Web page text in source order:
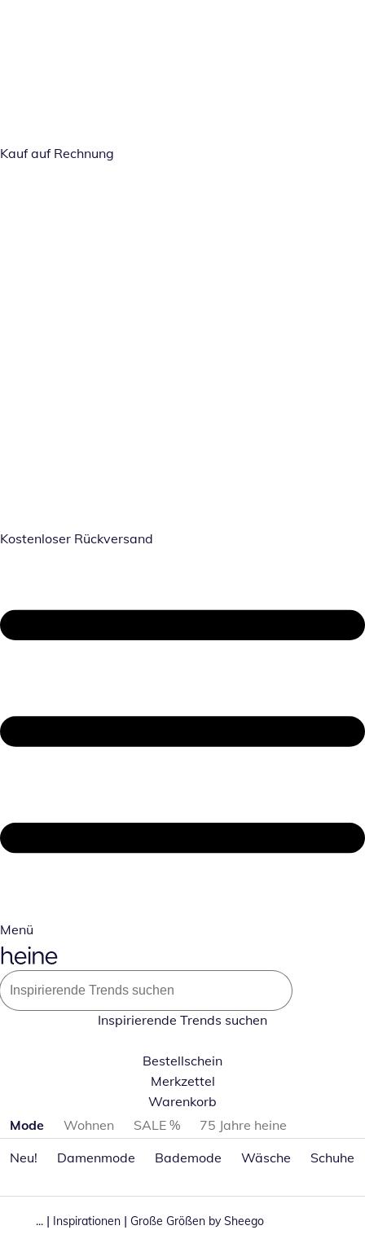
Kauf auf Rechnung
Kostenloser Rückversand
Menü
Inspirierende Trends suchen
Bestellschein
Merkzettel
Warenkorb
Produktkategorien überspringen
Mode Wohnen SALE %
75 Jahre heine
Neu!
Damenmode Bademode Wäsche Schuhe
... | Inspirationen | Große Größen by Sheego